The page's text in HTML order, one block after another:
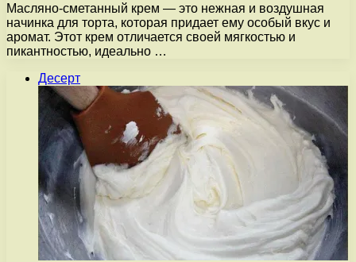
Масляно-сметанный крем — это нежная и воздушная
начинка для торта, которая придает ему особый вкус и
аромат. Этот крем отличается своей мягкостью и
пикантностью, идеально …
Десерт